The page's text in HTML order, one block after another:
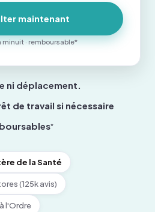
ni déplacement.
de travail si nécessaire
*
de la Santé
(125k avis)
l'Ordre
maintenant
minuit · remboursable*